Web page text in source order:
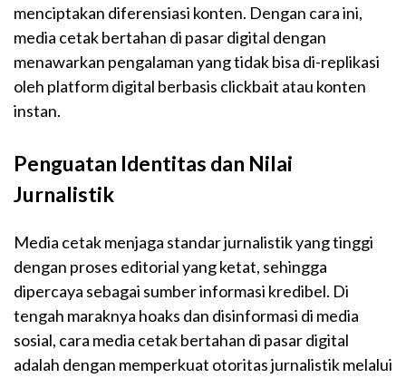
menciptakan diferensiasi konten. Dengan cara ini,
media cetak bertahan di pasar digital dengan
menawarkan pengalaman yang tidak bisa di-replikasi
oleh platform digital berbasis clickbait atau konten
instan.
Penguatan Identitas dan Nilai
Jurnalistik
Media cetak menjaga standar jurnalistik yang tinggi
dengan proses editorial yang ketat, sehingga
dipercaya sebagai sumber informasi kredibel. Di
tengah maraknya hoaks dan disinformasi di media
sosial, cara media cetak bertahan di pasar digital
adalah dengan memperkuat otoritas jurnalistik melalui